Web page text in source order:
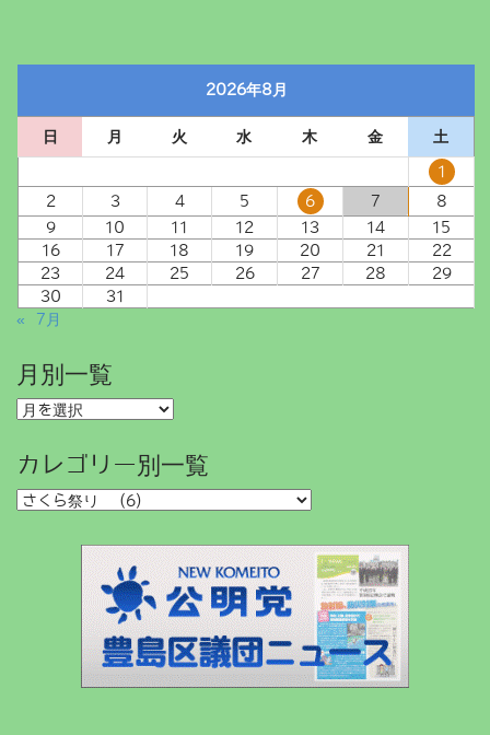
ビ
ー
シ
ョ
ン
2026年8月
日 月 火 水 木 金
土
1
2
3 4 5 6 7
8
9
10 11 12 13 14
15
16
17 18 19 20 21
22
23
24 25 26 27 28
29
30
31
« 7月
月別一覧
月
一
覧
カレゴリー別一覧
カ